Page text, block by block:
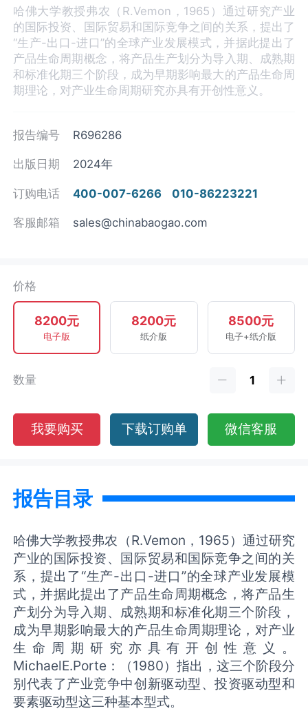
哈佛大学教授弗农（R.Vemon，1965）通过研究产业
的国际投资、国际贸易和国际竞争之间的关系，提出了
“生产-出口-进口”的全球产业发展模式，并据此提出了
产品生命周期概念，将产品生产划分为导入期、成熟期
和标准化期三个阶段，成为早期影响最大的产品生命周
期理论，对产业生命周期研究亦具有开创性意义。
报告编号 R696286
出版日期 2024年
订购电话 400-007-6266 010-86223221
客服邮箱 sales@chinabaogao.com
价格
8200元
电子版
8200元
纸介版
8500元
电子+纸介版
数量
我要购买 下载订购单 微信客服
报告目录
哈佛大学教授弗农（R.Vemon，1965）通过研究
产业的国际投资、国际贸易和国际竞争之间的关
系，提出了“生产-出口-进口”的全球产业发展模
式，并据此提出了产品生命周期概念，将产品生
产划分为导入期、成熟期和标准化期三个阶段，
成为早期影响最大的产品生命周期理论，对产业
生命周期研究亦具有开创性意义。
MichaelE.Porte：（1980）指出，这三个阶段分
别代表了产业竞争中创新驱动型、投资驱动型和
要素驱动型这三种基本型式。